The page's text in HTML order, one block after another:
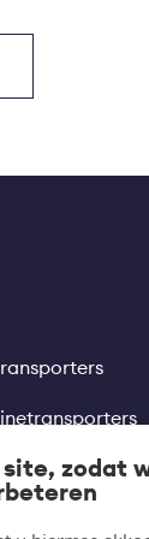
zodat